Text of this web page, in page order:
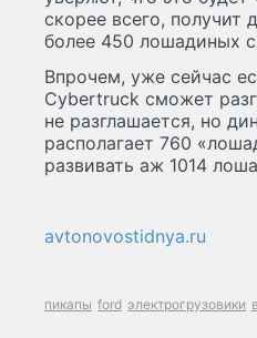
скорее всего,
более 450 лошадиных
Впрочем, уже сейчас
Cybertruck сможет
не разглашается, но
располагает 760
развивать аж 1014
avtonovostidnya.ru
пикапы ford электрогрузовики